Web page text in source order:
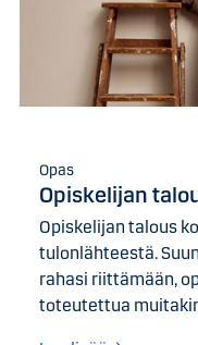
Opas
Opiskelijan
Opiskelijan talous
tulonlähteestä.
rahasi riittämään,
toteutettua